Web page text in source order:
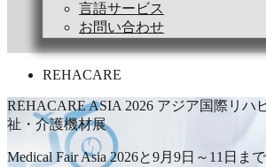
言語サービス
お問い合わせ
REHACARE
REHACARE ASIA 2026 アジア国際リハ
祉・介護機材展
Medical Fair Asia 2026と9月9日～11日ま